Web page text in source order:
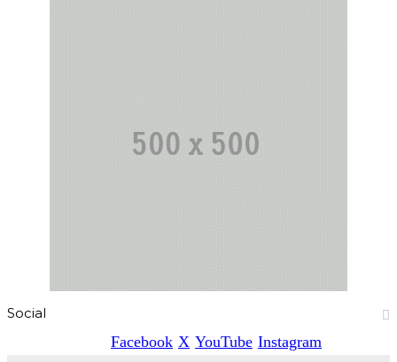
Social
Facebook X YouTube Instagram